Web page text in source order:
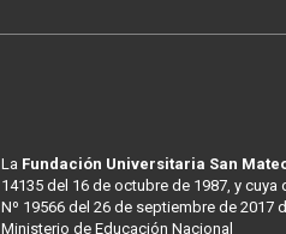
La Fundación Universitaria San
14135 del 16 de octubre de 1987, y
Nº 19566 del 26 de septiembre de
Ministerio de Educación Nacional